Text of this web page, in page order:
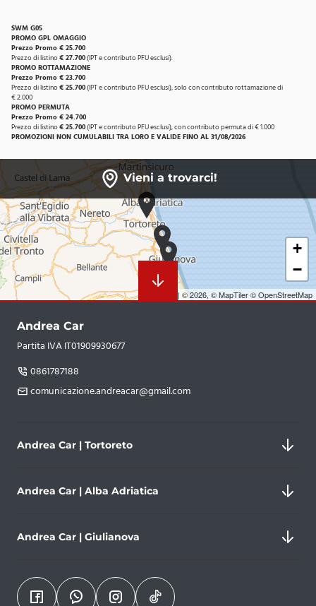
SWM G05
PROMO GPL OMAGGIO
Prezzo Promo € 25.700
Prezzo di listino€ 27.700(IPT e contributo PFU esclusi).
PROMO ROTTAMAZIONE
Prezzo Promo€ 23.700
Prezzo di listino€ 25.700(IPT e contributo PFU esclusi), solo con contributo rottamazione di
€ 2.000
PROMO PERMUTA
Prezzo Promo € 24.700
Prezzo di listino€ 25.700(IPT e contributo PFU esclusi), con contributo permuta di € 1.000
PROMOZIONI NON CUMULABILI TRA LORO E VALIDE FINO AL 31/08/2026
Vieni a trovarci!
+
−
| © 2026, © MapTiler© OpenStreetMap
Andrea Car
Partita IVA IT01909930677
0861787188
comunicazione.andreacar@gmail.com
Andrea Car | Tortoreto
Nazionale Adriatica, 192/b, 64018 Tortoreto
comunicazione.andreacar@gmail.com
Andrea Car | Alba Adriatica
Via Vittorio Veneto, 18, 64011 Alba Adriatica
Partita IVA 01909930677
Andrea Car | Giulianova